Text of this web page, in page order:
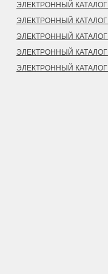
ЭЛЕКТРОННЫЙ КАТАЛОГ
ЭЛЕКТРОННЫЙ КАТАЛОГ
ЭЛЕКТРОННЫЙ КАТАЛОГ
ЭЛЕКТРОННЫЙ КАТАЛОГ
ЭЛЕКТРОННЫЙ КАТАЛОГ